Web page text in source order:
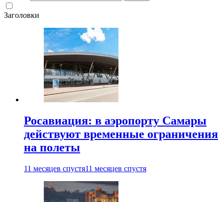
Заголовки
Росавиация: в аэропорту Самары
действуют временные ограничения
на полеты
11 месяцев спустя11 месяцев спустя